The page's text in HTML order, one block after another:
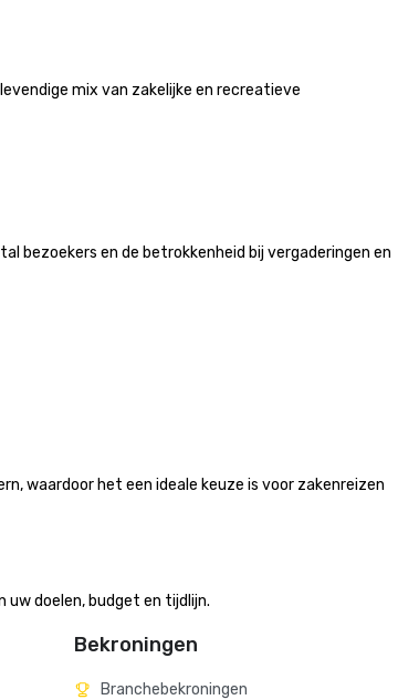
mix van zakelijke en recreatieve
bezoekers en de betrokkenheid bij vergaderingen en
waardoor het een ideale keuze is voor zakenreizen
doelen, budget en tijdlijn.
Bekroningen
Branchebekroningen